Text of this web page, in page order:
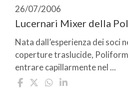
26/07/2006
Lucernari Mixer della
Nata dall’esperienza dei soci
coperture traslucide,
entrare capillarmente nel ...